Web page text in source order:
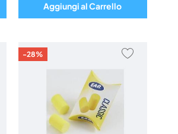
Aggiungi al Carrello
AGGIUNGI
-28%